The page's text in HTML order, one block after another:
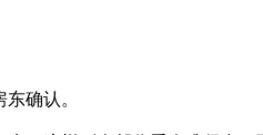
确认。